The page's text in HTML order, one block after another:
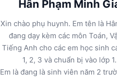
Hân Phạm Minh
Xin chào phụ huynh. Em tên là
đang dạy kèm các môn Toán,
Tiếng Anh cho các em học sinh
1, 2, 3 và chuẩn bị vào lớp 1.
Em là đang là sinh viên năm 2